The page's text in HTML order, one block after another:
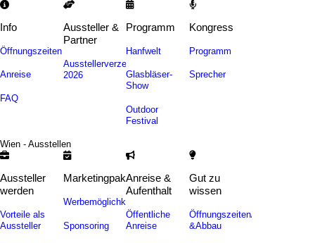
Info
Öffnungszeiten
Anreise
FAQ
Aussteller &
Partner
Ausstellerverzeichnis
2026
Programm
Hanfwelt
Glasbläser-
Show
Outdoor
Festival
Kongress
Programm
Sprecher
Wien - Ausstellen
Aussteller
werden
Vorteile als
Aussteller
Marketingpakete
Werbemöglichkeiten
Sponsoring
Anreise &
Aufenthalt
Öffentliche
Anreise
Gut zu
wissen
Öffnungszeiten/Auf-
&Abbau